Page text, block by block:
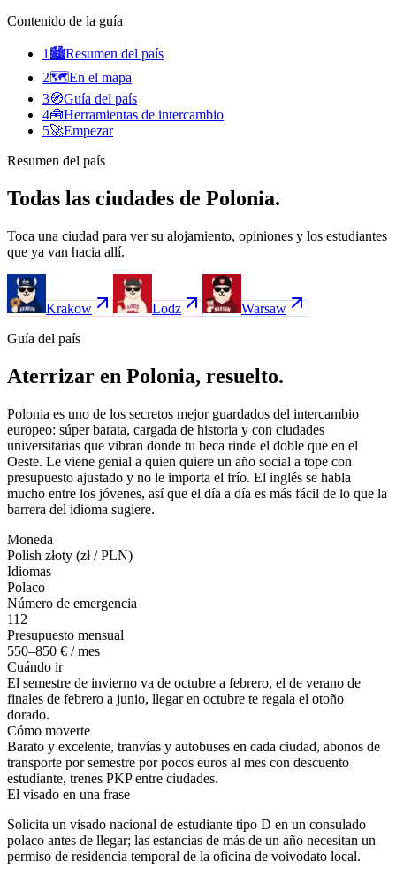
Contenido de la guía
1 🏙️Resumen del país
2🗺️En el mapa
3🧭Guía del país
4🧰Herramientas de intercambio
5🚀Empezar
Resumen del país
Todas las ciudades de Polonia.
Toca una ciudad para ver su alojamiento, opiniones y los estudiantes
que ya van hacia allí.
Krakow Lodz
Warsaw
Guía del país
Aterrizar en Polonia, resuelto.
Polonia es uno de los secretos mejor guardados del intercambio
europeo: súper barata, cargada de historia y con ciudades
universitarias que vibran donde tu beca rinde el doble que en el
Oeste. Le viene genial a quien quiere un año social a tope con
presupuesto ajustado y no le importa el frío. El inglés se habla
mucho entre los jóvenes, así que el día a día es más fácil de lo que la
barrera del idioma sugiere.
Moneda
Polish złoty (zł / PLN)
Idiomas
Polaco
Número de emergencia
112
Presupuesto mensual
550–850 € / mes
Cuándo ir
El semestre de invierno va de octubre a febrero, el de verano de
finales de febrero a junio, llegar en octubre te regala el otoño
dorado.
Cómo moverte
Barato y excelente, tranvías y autobuses en cada ciudad, abonos de
transporte por semestre por pocos euros al mes con descuento
estudiante, trenes PKP entre ciudades.
El visado en una frase
Solicita un visado nacional de estudiante tipo D en un consulado
polaco antes de llegar; las estancias de más de un año necesitan un
permiso de residencia temporal de la oficina de voivodato local.